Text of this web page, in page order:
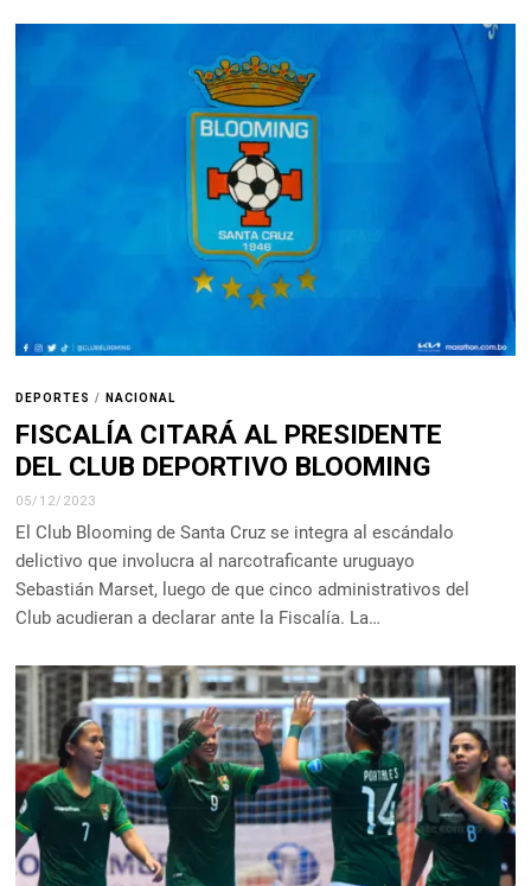
DEPORTES / NACIONAL
FISCALÍA CITARÁ AL PRESIDENTE
DEL CLUB DEPORTIVO BLOOMING
05/12/2023
El Club Blooming de Santa Cruz se integra al escándalo
delictivo que involucra al narcotraficante uruguayo
Sebastián Marset, luego de que cinco administrativos del
Club acudieran a declarar ante la Fiscalía. La…